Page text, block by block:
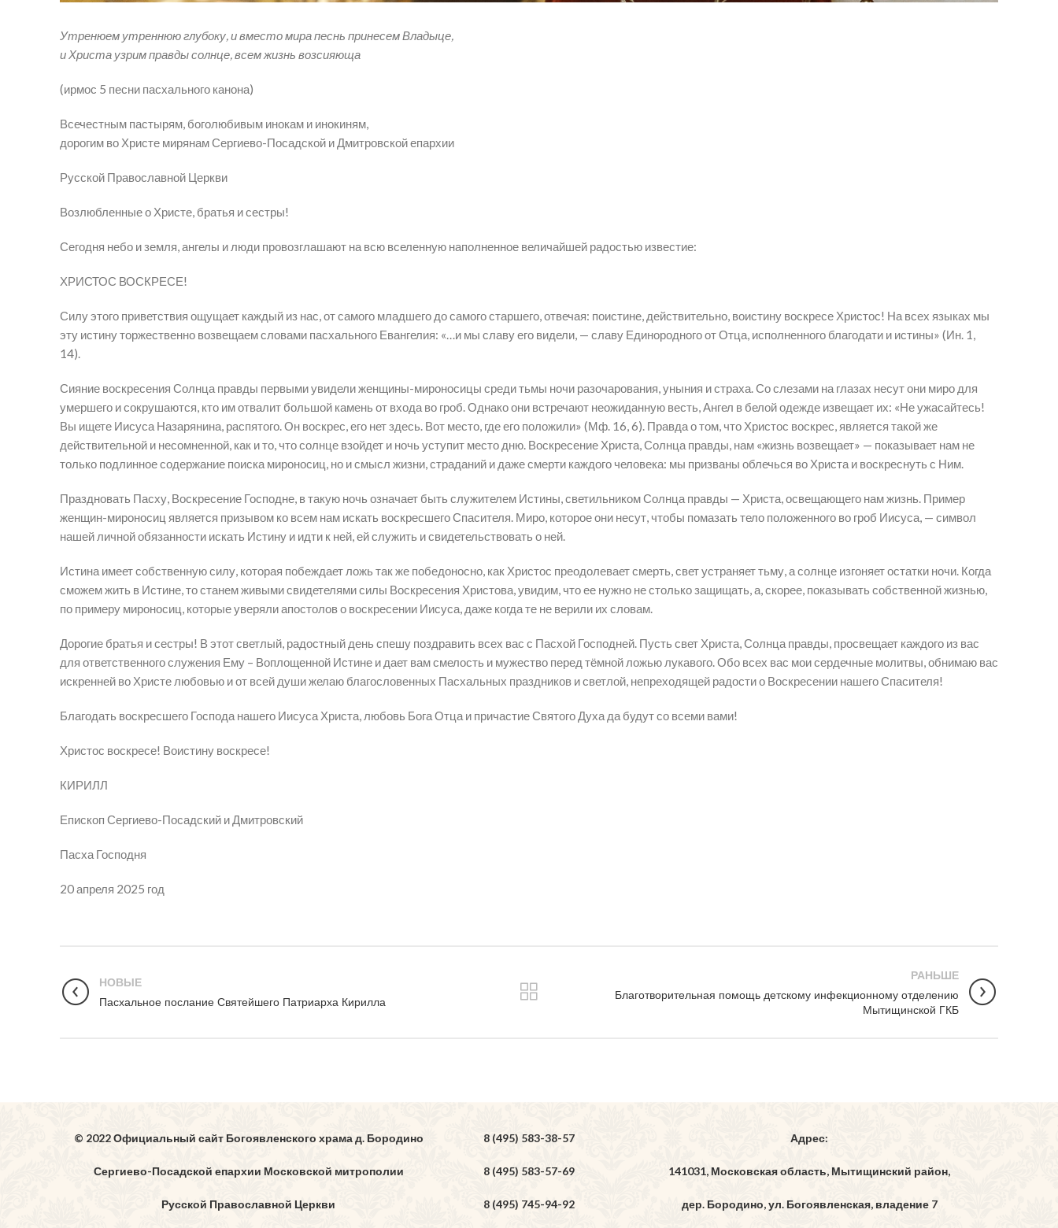
Утренюем утреннюю глубоку, и вместо мира песнь принесем Владыце,
и Христа узрим правды солнце, всем жизнь возсияюща
(ирмос 5 песни пасхального канона)
Всечестным пастырям, боголюбивым инокам и инокиням,
дорогим во Христе мирянам Сергиево-Посадской и Дмитровской епархии
Русской Православной Церкви
Возлюбленные о Христе, братья и сестры!
Сегодня небо и земля, ангелы и люди провозглашают на всю вселенную наполненное величайшей радостью известие:
ХРИСТОС ВОСКРЕСЕ!
Силу этого приветствия ощущает каждый из нас, от самого младшего до самого старшего, отвечая: поистине, действительно, воистину воскресе Христос! На всех языках мы
эту истину торжественно возвещаем словами пасхального Евангелия: «…и мы славу его видели, — славу Единородного от Отца, исполненного благодати и истины» (Ин. 1,
14).
Сияние воскресения Солнца правды первыми увидели женщины-мироносицы среди тьмы ночи разочарования, уныния и страха. Со слезами на глазах несут они миро для
умершего и сокрушаются, кто им отвалит большой камень от входа во гроб. Однако они встречают неожиданную весть, Ангел в белой одежде извещает их: «Не ужасайтесь!
Вы ищете Иисуса Назарянина, распятого. Он воскрес, его нет здесь. Вот место, где его положили» (Мф. 16, 6). Правда о том, что Христос воскрес, является такой же
действительной и несомненной, как и то, что солнце взойдет и ночь уступит место дню. Воскресение Христа, Солнца правды, нам «жизнь возвещает» — показывает нам не
только подлинное содержание поиска мироносиц, но и смысл жизни, страданий и даже смерти каждого человека: мы призваны облечься во Христа и воскреснуть с Ним.
Праздновать Пасху, Воскресение Господне, в такую ночь означает быть служителем Истины, светильником Солнца правды — Христа, освещающего нам жизнь. Пример
женщин-мироносиц является призывом ко всем нам искать воскресшего Спасителя. Миро, которое они несут, чтобы помазать тело положенного во гроб Иисуса, — символ
нашей личной обязанности искать Истину и идти к ней, ей служить и свидетельствовать о ней.
Истина имеет собственную силу, которая побеждает ложь так же победоносно, как Христос преодолевает смерть, свет устраняет тьму, а солнце изгоняет остатки ночи. Когда
сможем жить в Истине, то станем живыми свидетелями силы Воскресения Христова, увидим, что ее нужно не столько защищать, а, скорее, показывать собственной жизнью,
по примеру мироносиц, которые уверяли апостолов о воскресении Иисуса, даже когда те не верили их словам.
Дорогие братья и сестры! В этот светлый, радостный день спешу поздравить всех вас с Пасхой Господней. Пусть свет Христа, Солнца правды, просвещает каждого из вас
для ответственного служения Ему – Воплощенной Истине и дает вам смелость и мужество перед тёмной ложью лукавого. Обо всех вас мои сердечные молитвы, обнимаю вас
искренней во Христе любовью и от всей души желаю благословенных Пасхальных праздников и светлой, непреходящей радости о Воскресении нашего Спасителя!
Благодать воскресшего Господа нашего Иисуса Христа, любовь Бога Отца и причастие Святого Духа да будут со всеми вами!
Христос воскресе! Воистину воскресе!
КИРИЛЛ
Епископ Сергиево-Посадский и Дмитровский
Пасха Господня
20 апреля 2025 год
НОВЫЕ
Пасхальное послание Святейшего Патриарха Кирилла
РАНЬШЕ
Благотворительная помощь детскому инфекционному отделению
Мытищинской ГКБ
© 2022 Официальный сайт Богоявленского храма д. Бородино
Сергиево-Посадской епархии Московской митрополии
Русской Православной Церкви
8 (495) 583-38-57
8 (495) 583-57-69
8 (495) 745-94-92
Адрес:
141031, Московская область, Мытищинский район,
дер. Бородино, ул. Богоявленская, владение 7